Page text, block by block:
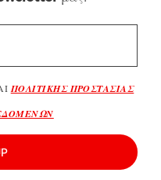
ΠΟΛΙΤΙΚΗΣ ΠΡΟΣΤΑΣΙΑΣ